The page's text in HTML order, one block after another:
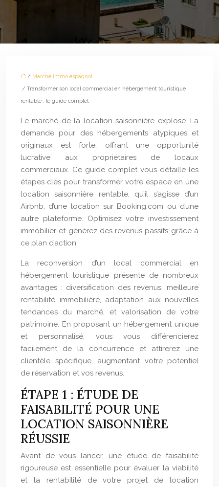
/ Marché immo espagnol
/ Transformer son local commercial en hébergement touristique
rentable : le guide complet
Le marché de la location saisonnière explose. La
demande pour des hébergements atypiques et
originaux est forte, offrant une opportunité
lucrative aux propriétaires de locaux
commerciaux. Ce guide complet vous détaille les
étapes clés pour transformer votre espace en une
location saisonnière rentable, qu’il s’agisse d’un
Airbnb, d’une location sur Booking.com ou d’une
autre plateforme. Optimisez votre investissement
immobilier et générez des revenus passifs grâce à
ce plan d’action.
La reconversion d’un local commercial en
hébergement touristique présente de nombreux
avantages : diversification des revenus, meilleure
rentabilité immobilière, adaptation aux nouvelles
tendances du marché, et valorisation de votre
patrimoine. En proposant un hébergement unique
et personnalisé, vous vous différencierez
facilement de la concurrence et attirerez une
clientèle spécifique, augmentant votre potentiel
de réservation et vos revenus.
ÉTAPE 1 : ÉTUDE DE
FAISABILITÉ POUR UNE
LOCATION SAISONNIÈRE
RÉUSSIE
Avant de vous lancer, une étude de faisabilité
rigoureuse est essentielle pour évaluer la viabilité
et la rentabilité de votre projet de location